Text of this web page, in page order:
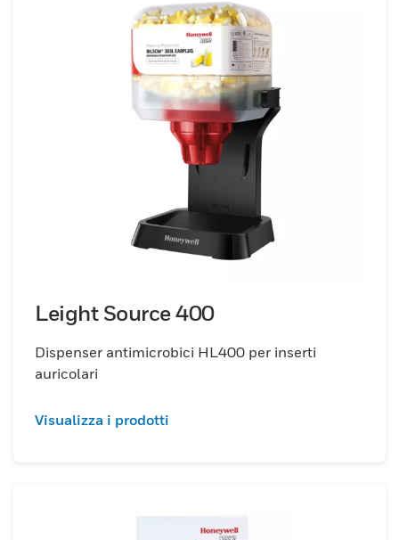
Leight Source 400
Dispenser antimicrobici HL400 per inserti
auricolari
Visualizza i prodotti